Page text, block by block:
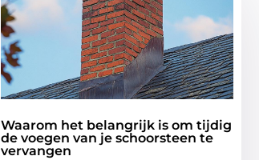
Waarom het belangrijk is om tijdig
de voegen van je schoorsteen te
vervangen